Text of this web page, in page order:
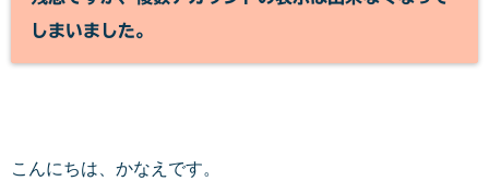
しまいました。
こんにちは、かなえです。